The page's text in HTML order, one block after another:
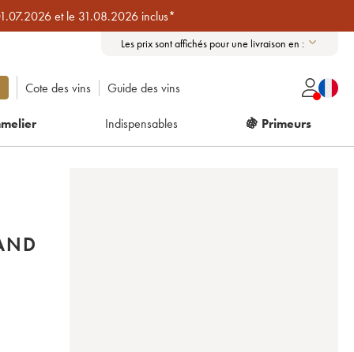
et le 31.08.2026 inclus*
Les prix sont affichés pour une livraison en :
Cote des vins Guide des vins
Indispensables 🍇 Primeurs